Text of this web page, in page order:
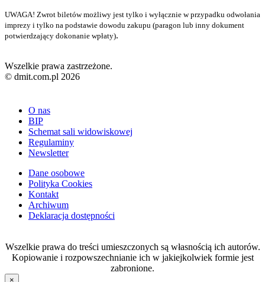
UWAGA! Zwrot biletów możliwy jest tylko i wyłącznie w przypadku odwołania
imprezy i tylko na podstawie dowodu zakupu (paragon lub inny dokument
potwierdzający dokonanie wpłaty).
Wszelkie prawa zastrzeżone.
© dmit.com.pl 2026
O nas
BIP
Schemat sali widowiskowej
Regulaminy
Newsletter
Dane osobowe
Polityka Cookies
Kontakt
Archiwum
Deklaracja dostępności
Wszelkie prawa do treści umieszczonych są własnością ich autorów.
Kopiowanie i rozpowszechnianie ich w jakiejkolwiek formie jest
zabronione.
×